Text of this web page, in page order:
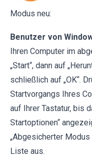
Modus neu:
Benutzer von
Ihren Computer im
„Start“, dann auf
schließlich auf „OK“.
Startvorgangs Ihres
auf Ihrer Tastatur, bis
Startoptionen“
„Abgesicherter
Liste aus.